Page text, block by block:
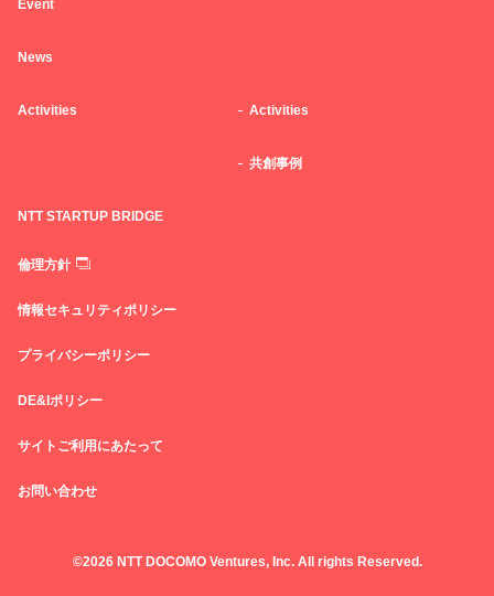
Event
News
Activities Activities
共創事例
NTT STARTUP BRIDGE
倫理方針
情報セキュリティポリシー
プライバシーポリシー
DE&Iポリシー
サイトご利用にあたって
お問い合わせ
©2026 NTT DOCOMO Ventures, Inc. All rights Reserved.